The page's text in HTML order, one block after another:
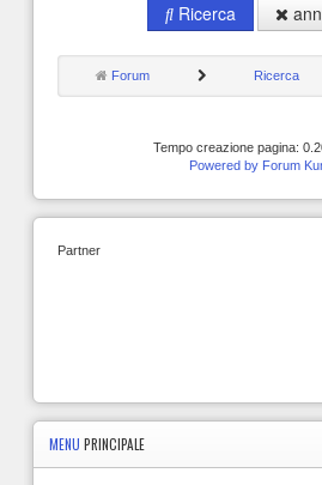
Ricerca
Forum Ricerca
Tempo creazione pagina:
Powered by Forum
Partner
MENU PRINCIPALE